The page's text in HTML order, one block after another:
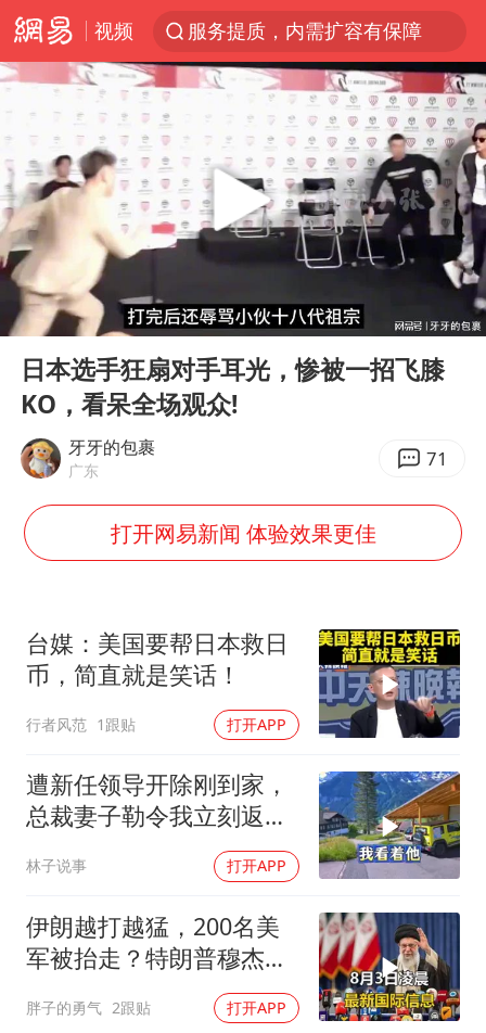
视频
服务提质，内需扩容有保障
李亚鹏向地铁吐血女孩捐99999元
美股收盘：道指再创历史新高
41岁女子为鼓励女儿考上985研究生
人贩子“梅姨”真名谢家梅
“老头乐”悬挂“蒙H好几个8”上路
被一条街帮助的“煎饼叔叔”去世
香港乐坛著名填词人黎彼得去世
男子出狱前8天被改判死缓
你常吃的兰州拉面要改名了
张家界中心汽车站候车厅漏水如瀑布
坚持党全面领导和党中央集中统一领导
Play
00:00
日本选手狂扇对手耳光，惨被一招飞膝
KO，看呆全场观众!
牙牙的包裹
广东 71
打开网易新闻 体验效果更佳
台媒：美国要帮日本救日
币，简直就是笑话！
行者风范 1跟贴 打开APP
遭新任领导开除刚到家，
总裁妻子勒令我立刻返
岗，我直言她无权命令我
林子说事 打开APP
伊朗越打越猛，200名美
军被抬走？特朗普穆杰塔
胖子的勇气 2跟贴 打开APP